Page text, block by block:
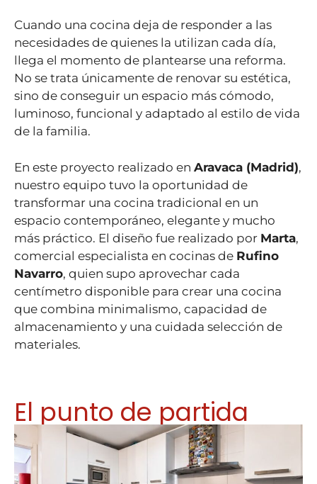
Cuando una cocina deja de responder a las
necesidades de quienes la utilizan cada día,
llega el momento de plantearse una reforma.
No se trata únicamente de renovar su estética,
sino de conseguir un espacio más cómodo,
luminoso, funcional y adaptado al estilo de vida
de la familia.
En este proyecto realizado en Aravaca (Madrid),
nuestro equipo tuvo la oportunidad de
transformar una cocina tradicional en un
espacio contemporáneo, elegante y mucho
más práctico. El diseño fue realizado por Marta,
comercial especialista en cocinas de Rufino
Navarro, quien supo aprovechar cada
centímetro disponible para crear una cocina
que combina minimalismo, capacidad de
almacenamiento y una cuidada selección de
materiales.
El punto de partida